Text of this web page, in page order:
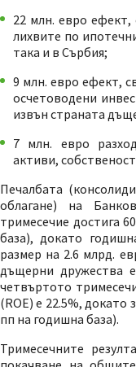
22 млн. евро ефект,
лихвите по
така и в Сърбия;
9 млн. евро ефект,
осчетоводени
извън страната
7 млн. евро
активи,
Печалбата
облагане) на
тримесечие достига
база), докато
размер на 2.6 млрд.
дъщерни дружества
четвъртото
(ROE) е 22.5%, докато
пп на годишна база).
Тримесечните